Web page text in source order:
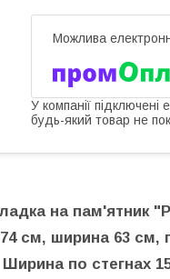
У компанії підключені
будь-який товар не
на пам'ятник
см, ширина 63 см,
Ширина по стегнах